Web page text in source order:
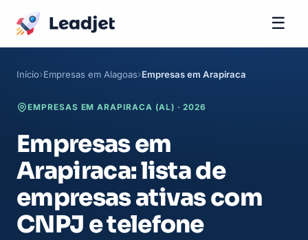
☰
Início Empresas em Alagoas Empresas em Arapiraca
EMPRESAS EM ARAPIRACA (AL) · 2026
Empresas em
Arapiraca: lista de
empresas ativas com
CNPJ e telefone